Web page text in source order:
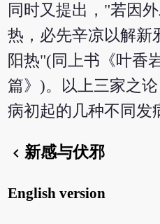
同时又提出，"若因
热，必先辛凉以解新
阳热"(同上书《叶香
篇》)。以上三家之
病初起的几种不同发
chevron_left新感与伏邪
English version